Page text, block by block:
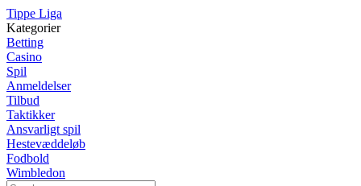
Tippe Liga
Kategorier
Betting
Casino
Spil
Anmeldelser
Tilbud
Taktikker
Ansvarligt spil
Hestevæddeløb
Fodbold
Wimbledon